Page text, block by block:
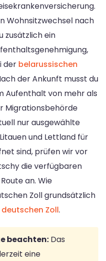
Wohnsitzwechsel nach
zusätzlich ein
der belarussischen
der Ankunft musst du
Aufenthalt von mehr als
Migrationsbehörde
nur ausgewählte
und Lettland für
sind, prüfen wir vor
die verfügbaren
an. Wie
Zoll grundsätzlich
deutschen Zoll.
beachten: Das
eine